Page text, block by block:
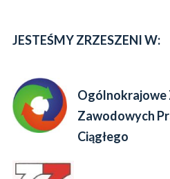
JESTEŚMY ZRZESZENI W:
Ogólnokrajowe
Zawodowych
Ciągłego